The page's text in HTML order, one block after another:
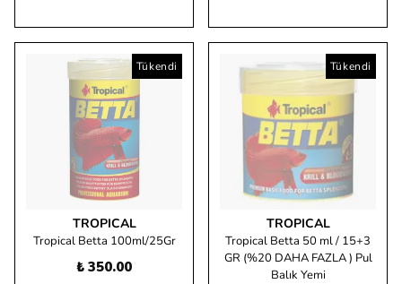
Tükendi
TROPICAL
Tropical Betta 100ml/25Gr
₺ 350.00
Tükendi
TROPICAL
Tropical Betta 50 ml / 15+3
GR (%20 DAHA FAZLA ) Pul
Balık Yemi